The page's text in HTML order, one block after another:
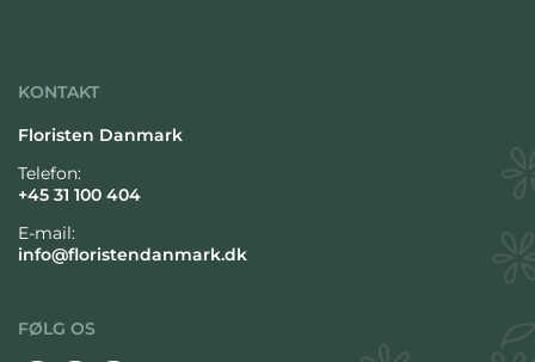
KONTAKT
Floristen Danmark
Telefon:
+45 31 100 404
E-mail:
info@floristendanmark.dk
FØLG OS